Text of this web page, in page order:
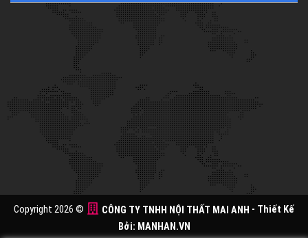
Copyright 2026 © CÔNG TY TNHH NỘI THẤT MAI ANH - Thiết Kế
Bởi: MANHAN.VN